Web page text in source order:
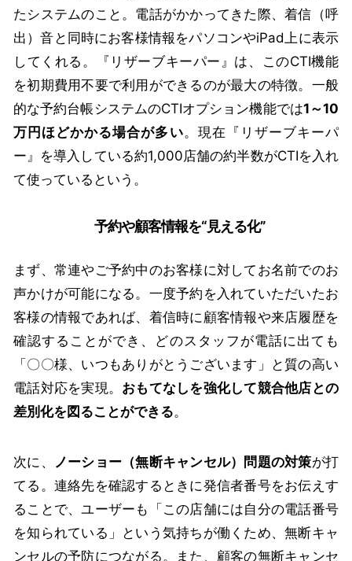
たシステムのこと。電話がかかってきた際、着信（呼
出）音と同時にお客様情報をパソコンやiPad上に表示
してくれる。『リザーブキーパー』は、このCTI機能
を初期費用不要で利用ができるのが最大の特徴。一般
的な予約台帳システムのCTIオプション機能では1～10
万円ほどかかる場合が多い。現在『リザーブキーパ
ー』を導入している約1,000店舗の約半数がCTIを入れ
て使っているという。
予約や顧客情報を“見える化”
まず、常連やご予約中のお客様に対してお名前でのお
声かけが可能になる。一度予約を入れていただいたお
客様の情報であれば、着信時に顧客情報や来店履歴を
確認することができ、どのスタッフが電話に出ても
「〇〇様、いつもありがとうございます」と質の高い
電話対応を実現。 おもてなしを強化して競合他店との
差別化を図ることができる。
次に、 ノーショー（無断キャンセル）問題の対策が打
てる。連絡先を確認するときに発信者番号をお伝えす
ることで、ユーザーも「この店舗には自分の電話番号
を知られている」という気持ちが働くため、無断キャ
ンセルの予防につながる。また、顧客の無断キャンセ